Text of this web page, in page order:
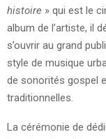
histoire » qui est le
album de l’artiste, il
s’ouvrir au grand
style de musique
de sonorités gospel
traditionnelles.
La cérémonie de